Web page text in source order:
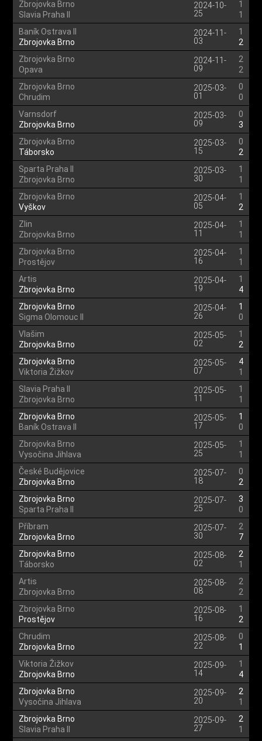
Zbrojovka Brno
Slavia Praha II
2024-10-
25
1
1
Baník Ostrava II
Zbrojovka Brno
2024-11-
03
1
2
Zbrojovka Brno
Opava
2024-11-
09
2
2
Zbrojovka Brno
Chrudim
2025-03-
01
0
0
Varnsdorf
Zbrojovka Brno
2025-03-
09
0
3
Zbrojovka Brno
Táborsko
2025-03-
15
0
2
Sparta Praha II
Zbrojovka Brno
2025-03-
30
1
1
Zbrojovka Brno
Vyškov
2025-04-
05
1
2
Zlin
Zbrojovka Brno
2025-04-
11
1
1
Zbrojovka Brno
Prostějov
2025-04-
16
1
1
Artis
Zbrojovka Brno
2025-04-
19
1
4
Zbrojovka Brno
Sigma Olomouc II
2025-04-
26
1
0
Vlašim
Zbrojovka Brno
2025-05-
02
1
2
Zbrojovka Brno
Viktoria Žižkov
2025-05-
07
4
1
Slavia Praha II
Zbrojovka Brno
2025-05-
11
1
1
Zbrojovka Brno
Baník Ostrava II
2025-05-
17
1
0
Zbrojovka Brno
Vysočina Jihlava
2025-05-
25
1
1
České Budějovice
Zbrojovka Brno
2025-07-
18
0
2
Zbrojovka Brno
Sparta Praha II
2025-07-
25
3
0
Příbram
Zbrojovka Brno
2025-07-
30
2
7
Zbrojovka Brno
Táborsko
2025-08-
02
2
1
Artis
Zbrojovka Brno
2025-08-
08
2
2
Zbrojovka Brno
Prostějov
2025-08-
16
1
2
Chrudim
Zbrojovka Brno
2025-08-
22
0
1
Viktoria Žižkov
Zbrojovka Brno
2025-09-
14
1
4
Zbrojovka Brno
Vysočina Jihlava
2025-09-
20
2
1
Zbrojovka Brno
Slavia Praha II
2025-09-
27
2
1